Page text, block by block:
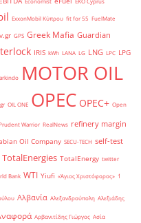
ExxonMobil Κύπρου fit for 55 FuelMate
GPS Greek Mafia Guardian
IRIS kWh LANA LG LNG LPC LPG
MOTOR OIL
OIL ONE OPEC OPEC+ Open
Warrior RealNews refinery margin
Oil Company SECU-TECH self-test
TotalEnergies TotalEnergy twitter
Bank WTI Yiufi «Άγιος Χριστόφορος» ΄1
Αλβανία Αλεξανδρούπολη Αλεξιάδης
Αρβανιτίδης Γιώργος Ασία